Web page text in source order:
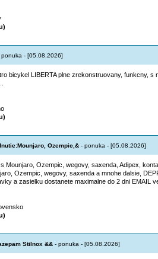
ponuka - [05.08.2026]
bicykel LIBERTA plne zrekonstruovany, funkcny,
Ozempic,& - ponuka - [05.08.2026]
Mounjaro, Ozempic, wegovy, saxenda, Adipex,
Ozempic, wegovy, saxenda a mnohe dalsie,
a zasielku dostanete maximalne do 2 dni EMAIL
Stilnox && - ponuka - [05.08.2026]